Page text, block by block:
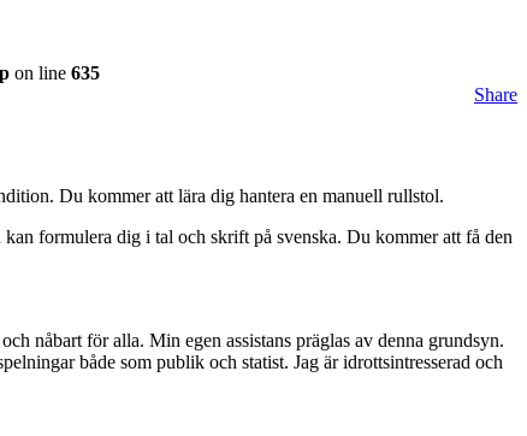
on line 635
Share
Du kommer att lära dig hantera en manuell rullstol.
formulera dig i tal och skrift på svenska. Du kommer att få den
nåbart för alla. Min egen assistans präglas av denna grundsyn.
både som publik och statist. Jag är idrottsintresserad och